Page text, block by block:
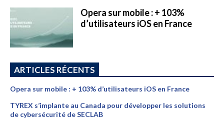
Opera sur mobile : + 103%
d’utilisateurs iOS en France
ARTICLES RÉCENTS
Opera sur mobile : + 103% d’utilisateurs iOS en France
TYREX s’implante au Canada pour développer les solutions
de cybersécurité de SECLAB